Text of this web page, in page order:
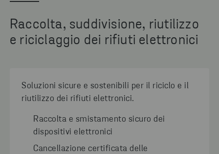
Raccolta, suddivisione, riutilizzo
e riciclaggio dei rifiuti elettronici
Soluzioni sicure e sostenibili per il riciclo e il
riutilizzo dei rifiuti elettronici.
Raccolta e smistamento sicuro dei
dispositivi elettronici
Cancellazione certificata delle